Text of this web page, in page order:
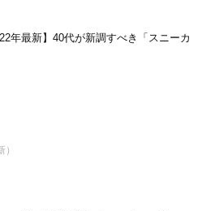
年最新】40代が新調すべき「スニーカ